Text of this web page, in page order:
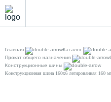
Главная
Каталог
Прокат общего назначения
Конструкционные шины
Конструкционная шина 160х6 легированная